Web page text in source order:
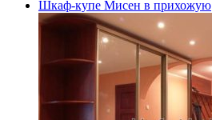
Шкаф-купе Мисен в прихожую